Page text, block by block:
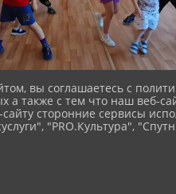
вы соглашаетесь с
а также с тем что наш веб-
сторонние сервисы
"PRO.Культура",